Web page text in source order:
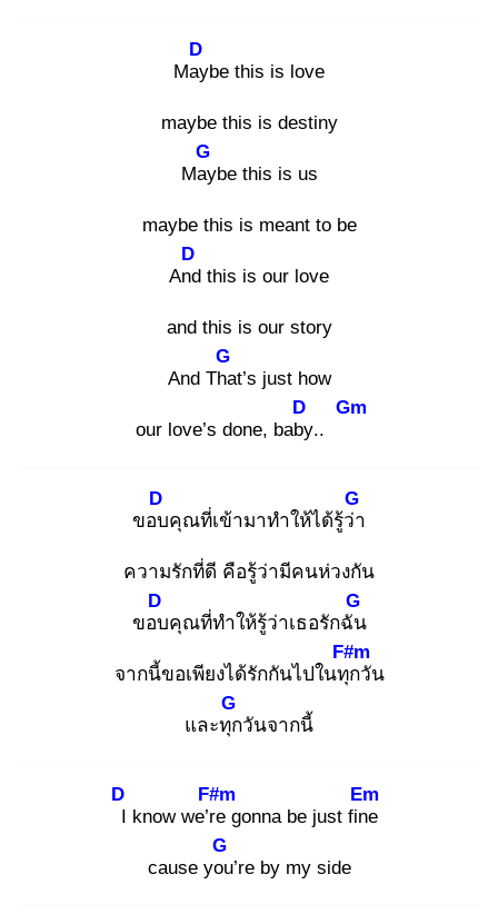
May
D
be this is love
maybe this is destiny
May
G
be this is us
maybe this is meant to be
And
D
this is our love
and this is our story
And Tha
G
t’s just how
our love’s done, baby
D
..
Gm
ขอบ
D
คุณที่เข้ามาทำให้ได้รู้ว่า
G
ความรักที่ดี คือรู้ว่ามีคนห่วงกัน
ขอบ
D
คุณที่ทำให้รู้ว่าเธอรักฉัน
G
จากนี้ขอเพียงได้รักกันไปในทุก
F#m
วัน
และทุก
G
วันจากนี้
I
D
know we’re
F#m
gonna be just fine
Em
cause you
G
’re by my side